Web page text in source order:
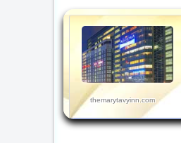
themarytavyinn.com